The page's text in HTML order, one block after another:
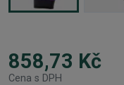
858,73 Kč
Cena s DPH